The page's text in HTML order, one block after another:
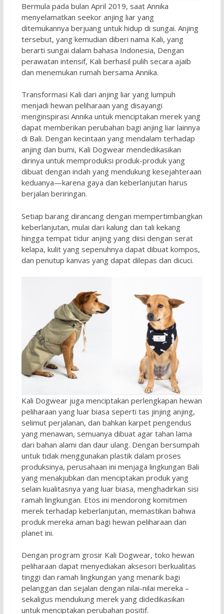
Bermula pada bulan April 2019, saat Annika
menyelamatkan seekor anjing liar yang
ditemukannya berjuang untuk hidup di sungai. Anjing
tersebut, yang kemudian diberi nama Kali, yang
berarti sungai dalam bahasa Indonesia, Dengan
perawatan intensif, Kali berhasil pulih secara ajaib
dan menemukan rumah bersama Annika.
Transformasi Kali dari anjing liar yang lumpuh
menjadi hewan peliharaan yang disayangi
menginspirasi Annika untuk menciptakan merek yang
dapat memberikan perubahan bagi anjing liar lainnya
di Bali. Dengan kecintaan yang mendalam terhadap
anjing dan bumi, Kali Dogwear mendedikasikan
dirinya untuk memproduksi produk-produk yang
dibuat dengan indah yang mendukung kesejahteraan
keduanya—karena gaya dan keberlanjutan harus
berjalan beriringan.
Setiap barang dirancang dengan mempertimbangkan
keberlanjutan, mulai dari kalung dan tali kekang
hingga tempat tidur anjing yang diisi dengan serat
kelapa, kulit yang sepenuhnya dapat dibuat kompos,
dan penutup kanvas yang dapat dilepas dan dicuci.
Kali Dogwear juga menciptakan perlengkapan hewan
peliharaan yang luar biasa seperti tas jinjing anjing,
selimut perjalanan, dan bahkan karpet pengendus
yang menawan, semuanya dibuat agar tahan lama
dari bahan alami dan daur ulang. Dengan bersumpah
untuk tidak menggunakan plastik dalam proses
produksinya, perusahaan ini menjaga lingkungan Bali
yang menakjubkan dan menciptakan produk yang
selain kualitasnya yang luar biasa, menghadirkan sisi
ramah lingkungan. Etos ini mendorong komitmen
merek terhadap keberlanjutan, memastikan bahwa
produk mereka aman bagi hewan peliharaan dan
planet ini.
Dengan program grosir Kali Dogwear, toko hewan
peliharaan dapat menyediakan aksesori berkualitas
tinggi dan ramah lingkungan yang menarik bagi
pelanggan dan sejalan dengan nilai-nilai mereka –
sekaligus mendukung merek yang didedikasikan
untuk menciptakan perubahan positif.